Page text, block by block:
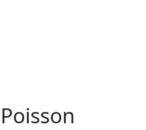
Poisson